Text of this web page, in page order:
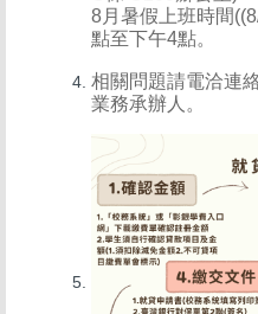
8月暑假上班時間
點至下午4點。
相關問題請電洽連
業務承辦人。